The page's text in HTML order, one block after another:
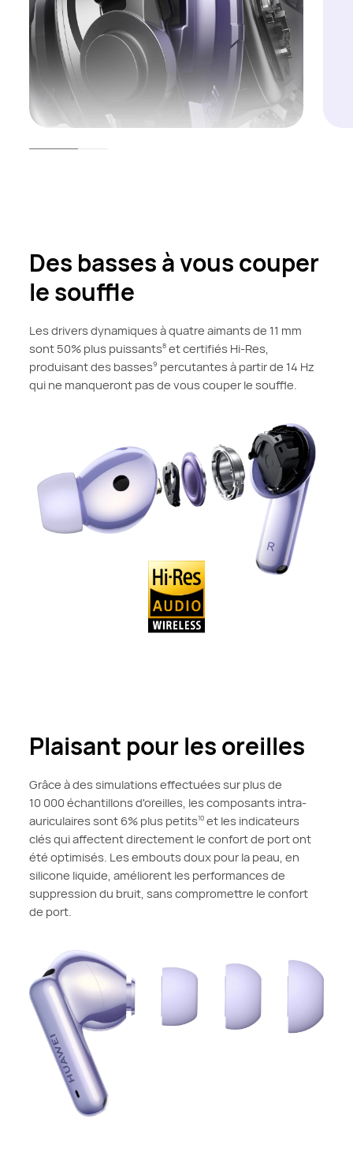
Des basses à vous couper
le souffle
Les drivers dynamiques à quatre aimants de 11 mm
sont 50% plus puissants8 et certifiés Hi-Res,
produisant des basses9 percutantes à partir de 14 Hz
qui ne manqueront pas de vous couper le souffle.
Plaisant pour les oreilles
Grâce à des simulations effectuées sur plus de
10 000 échantillons d'oreilles, les composants intra-
auriculaires sont 6% plus petits10 et les indicateurs
clés qui affectent directement le confort de port ont
été optimisés. Les embouts doux pour la peau, en
silicone liquide, améliorent les performances de
suppression du bruit, sans compromettre le confort
de port.